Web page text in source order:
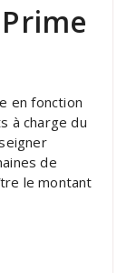
en fonction
à charge du
de
le montant